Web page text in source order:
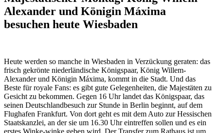
Alexander und Königin Máxima
besuchen heute Wiesbaden
Heute werden so manche in Wiesbaden in Verzückung geraten: das
frisch gekrönte niederländische Königspaar, König Willem-
Alexander und Königin Máxima, kommt in die Stadt. Und das
Beste für royale Fans: es gibt gute Gelegenheiten, die Majestäten zu
Gesicht zu bekommen. Gegen 16 Uhr landet das Königspaar, das
seinen Deutschlandbesuch zur Stunde in Berlin beginnt, auf dem
Flughafen Frankfurt. Von dort geht es mit dem Auto zur Hessischen
Staatskanzlei, an der sie um 16.30 Uhr eintreffen sollen und es ein